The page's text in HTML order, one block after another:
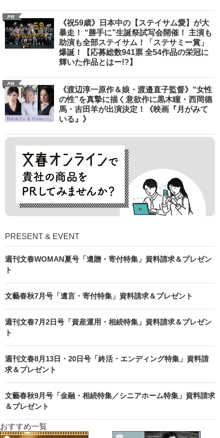
PR
《祝59歳》日本中の【ステイサム愛】が大
暴走！ “勝手に”生誕祭試写会開催！ 主演も
助演も全部ステイサム！「ステサミー賞」
爆誕！【応募総数941票 全54作品の栄冠に
輝いた作品とはー!?】
PR
《渡辺淳一原作＆娘・渡邉直子監督》“女性
の性”を真摯に描く意欲作に黒木瞳・西岡德
馬・吉田羊が出演決定！《映画『月がみて
いる』》
PRESENT & EVENT
週刊文春WOMAN夏号「遺贈・寄付特集」資料請求＆プレゼン
ト
文藝春秋7月号「遺言・寄付特集」資料請求＆プレゼント
週刊文春7月2日号「資産運用・相続特集」資料請求＆プレゼン
ト
週刊文春8月13日・20日号「終活・エンディング特集」資料請
求＆プレゼント
文藝春秋9月号「金融・相続特集／シニアホーム特集」資料請求
＆プレゼント
おすすめ一覧